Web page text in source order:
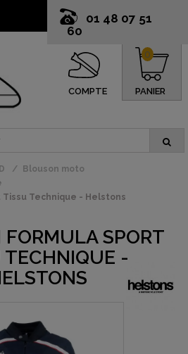
01 48 07 51
60
COMPTE PANIER
0
Blouson moto
Tissu Technique - Helstons
FORMULA SPORT
TECHNIQUE -